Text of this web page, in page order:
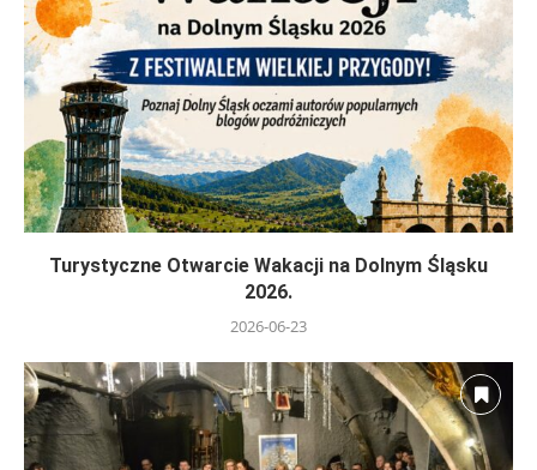
Turystyczne Otwarcie Wakacji na Dolnym Śląsku
2026.
2026-06-23